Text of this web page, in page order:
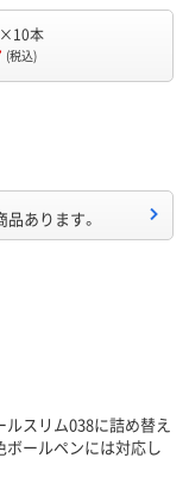
×10本
(税込)
品あります。
スリム038に詰め替え
ールペンには対応し